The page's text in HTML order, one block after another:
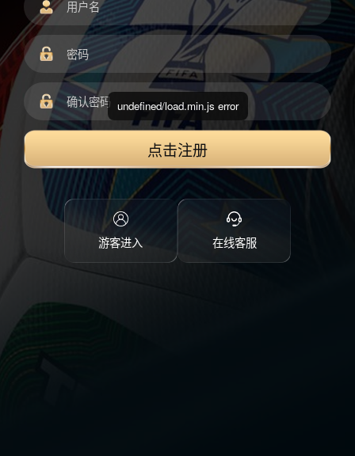
点击注册
游客进入 在线客服
undefined/load.min.js error